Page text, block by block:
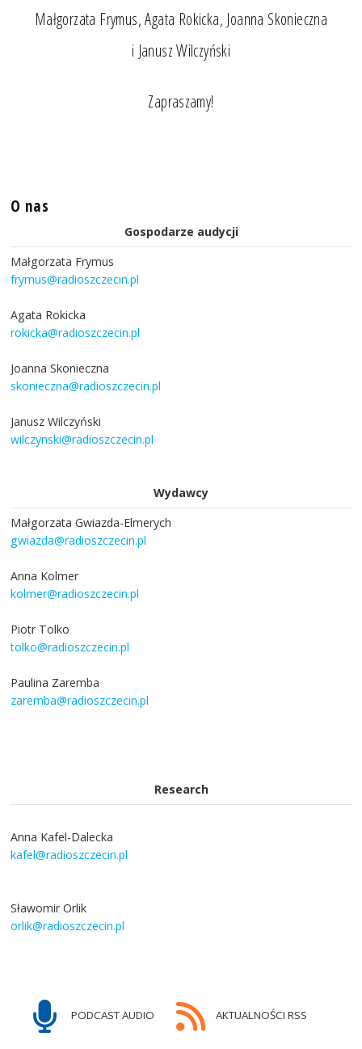
Małgorzata Frymus, Agata Rokicka, Joanna Skonieczna
i Janusz Wilczyński
Zapraszamy!
O nas
Gospodarze audycji
Małgorzata Frymus
frymus@radioszczecin.pl
Agata Rokicka
rokicka@radioszczecin.pl
Joanna Skonieczna
skonieczna@radioszczecin.pl
Janusz Wilczyński
wilczynski@radioszczecin.pl
Wydawcy
Małgorzata Gwiazda-Elmerych
gwiazda@radioszczecin.pl
Anna Kolmer
kolmer@radioszczecin.pl
Piotr Tolko
tolko@radioszczecin.pl
Paulina Zaremba
zaremba@radioszczecin.pl
Research
Anna Kafel-Dalecka
kafel@radioszczecin.pl
Sławomir Orlik
orlik@radioszczecin.pl
PODCAST AUDIO AKTUALNOŚCI RSS